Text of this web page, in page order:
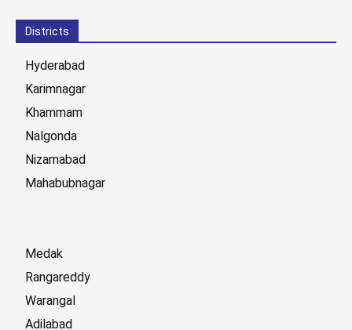
Districts
Hyderabad
Karimnagar
Khammam
Nalgonda
Nizamabad
Mahabubnagar
Medak
Rangareddy
Warangal
Adilabad